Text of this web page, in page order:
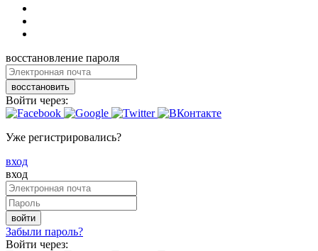
восстановление пароля
восстановить
Войти через:
Уже регистрировались?
вход
вход
войти
Забыли пароль?
Войти через: